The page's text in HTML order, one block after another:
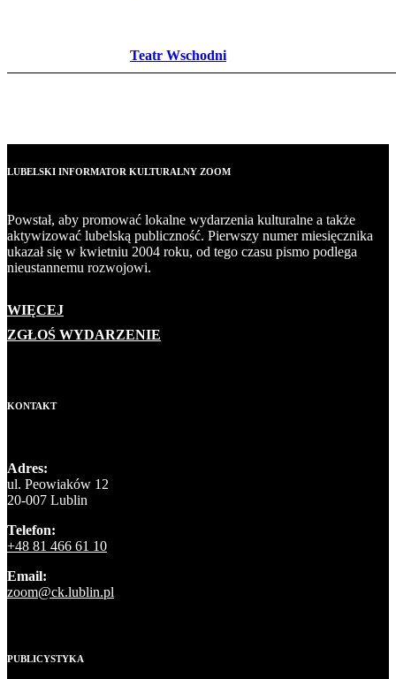
Teatr Wschodni
LUBELSKI INFORMATOR KULTURALNY ZOOM
Powstał, aby promować lokalne wydarzenia kulturalne a także
aktywizować lubelską publiczność. Pierwszy numer miesięcznika
ukazał się w kwietniu 2004 roku, od tego czasu pismo podlega
nieustannemu rozwojowi.
WIĘCEJ
ZGŁOŚ WYDARZENIE
KONTAKT
Adres:
ul. Peowiaków 12
20-007 Lublin
Telefon:
+48 81 466 61 10
Email:
zoom@ck.lublin.pl
PUBLICYSTYKA